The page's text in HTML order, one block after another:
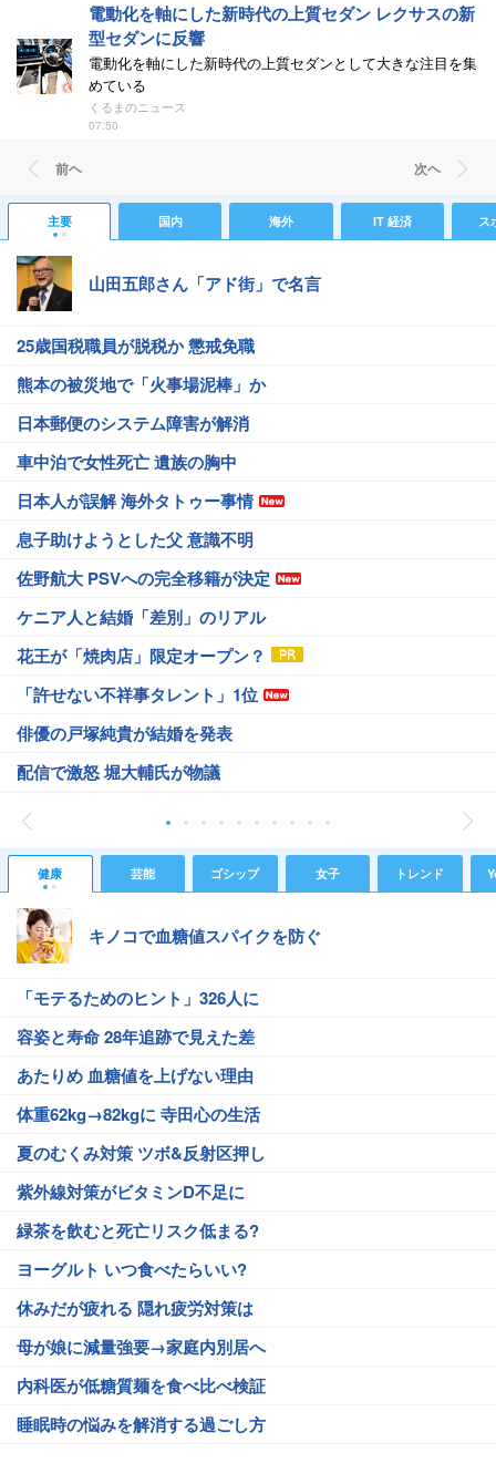
電動化を軸にした新時代の上質セダン レクサスの新
型セダンに反響
電動化を軸にした新時代の上質セダンとして大きな注目を集
めている
くるまのニュース
07:50
前ヘ 次ヘ
主要 国内 海外 IT 経済 ス
山田五郎さん「アド街」で名言
25歳国税職員が脱税か 懲戒免職
熊本の被災地で「火事場泥棒」か
日本郵便のシステム障害が解消
車中泊で女性死亡 遺族の胸中
日本人が誤解 海外タトゥー事情
息子助けようとした父 意識不明
佐野航大 PSVへの完全移籍が決定
ケニア人と結婚「差別」のリアル
花王が「焼肉店」限定オープン？
「許せない不祥事タレント」1位
俳優の戸塚純貴が結婚を発表
配信で激怒 堀大輔氏が物議
健康 芸能 ゴシップ 女子 トレンド
キノコで血糖値スパイクを防ぐ
「モテるためのヒント」326人に
容姿と寿命 28年追跡で見えた差
あたりめ 血糖値を上げない理由
体重62kg→82kgに 寺田心の生活
夏のむくみ対策 ツボ&反射区押し
紫外線対策がビタミンD不足に
緑茶を飲むと死亡リスク低まる?
ヨーグルト いつ食べたらいい?
休みだが疲れる 隠れ疲労対策は
母が娘に減量強要→家庭内別居へ
内科医が低糖質麺を食べ比べ検証
睡眠時の悩みを解消する過ごし方